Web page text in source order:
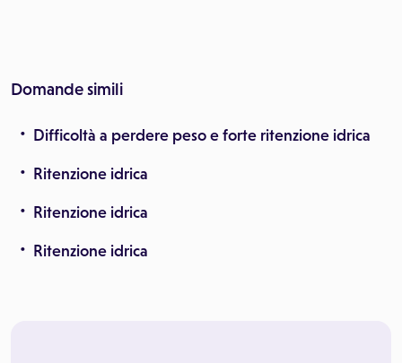
Domande simili
Difficoltà a perdere peso e forte ritenzione idrica
Ritenzione idrica
Ritenzione idrica
Ritenzione idrica